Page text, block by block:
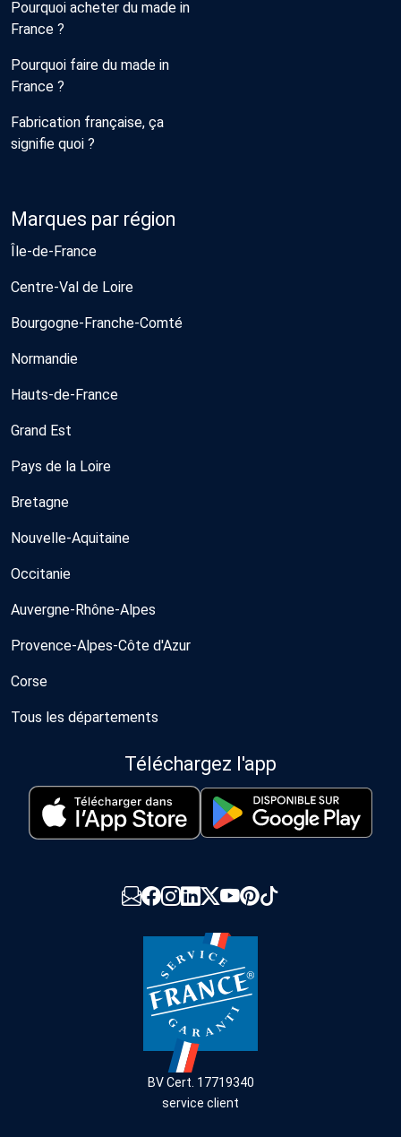
Pourquoi acheter du made in
France ?
Pourquoi faire du made in
France ?
Fabrication française, ça
signifie quoi ?
Marques par région
Île-de-France
Centre-Val de Loire
Bourgogne-Franche-Comté
Normandie
Hauts-de-France
Grand Est
Pays de la Loire
Bretagne
Nouvelle-Aquitaine
Occitanie
Auvergne-Rhône-Alpes
Provence-Alpes-Côte d'Azur
Corse
Tous les départements
Téléchargez l'app
BV Cert. 17719340
service client